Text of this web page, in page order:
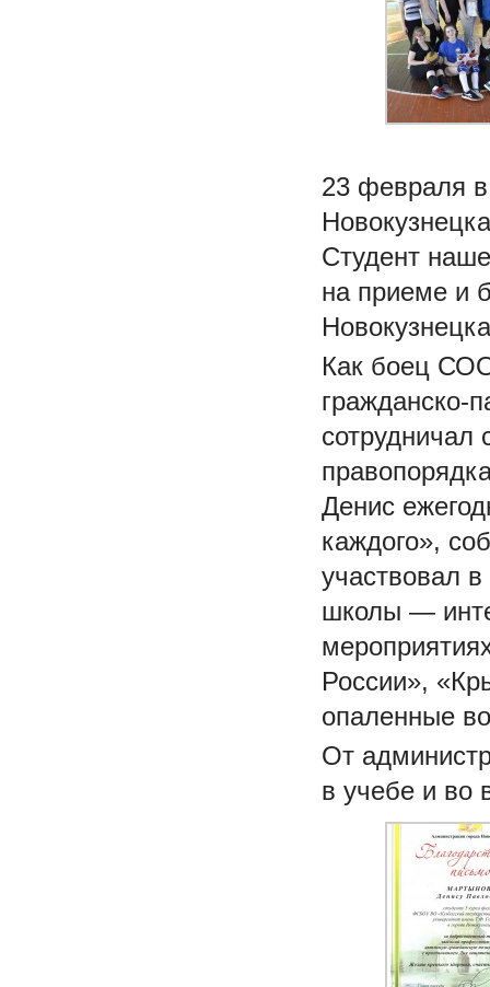
23 февраля
Студент
на приеме и
Как боец
гражданско-
Денис
каждого»,
участвовал
школы —
России»,
опаленные
От
в учебе и во